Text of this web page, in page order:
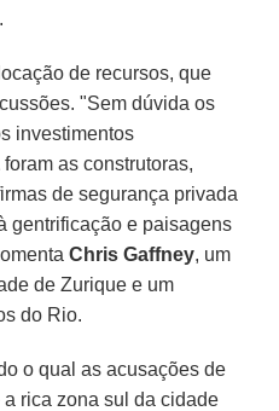
de recursos, que
"Sem dúvida os
investimentos
foram as construtoras,
de segurança privada
gentrificação e paisagens
Chris Gaffney, um
de Zurique e um
do Rio.
o qual as acusações de
a rica zona sul da cidade